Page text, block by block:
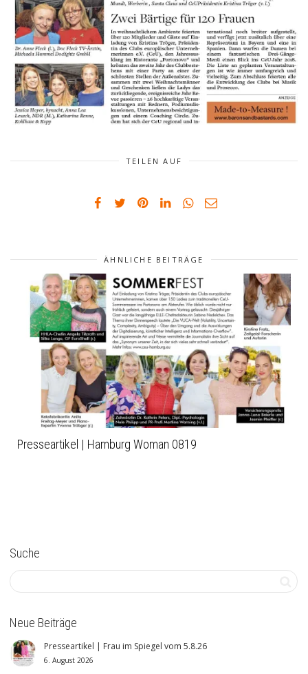
TEILEN AUF
ÄHNLICHE BEITRÄGE
Presseartikel | Hamburg Woman 0819
Suche
Neue Beiträge
Presseartikel | Frau im Spiegel vom 5.8.26
6. August 2026